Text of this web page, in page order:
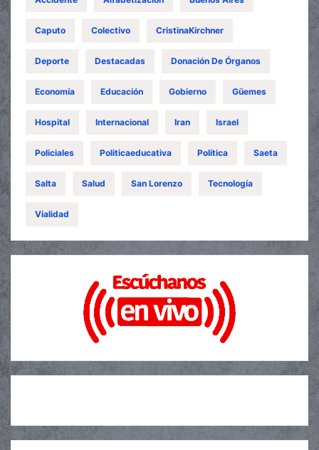
Caputo Colectivo CristinaKirchner
Deporte Destacadas Donación De Órganos
Economía Educación Gobierno Güemes
Hospital Internacional Iran Israel
Policiales Politicaeducativa Política Saeta
Salta Salud San Lorenzo Tecnología
Vialidad